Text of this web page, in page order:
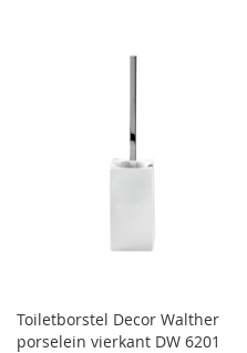
Toiletborstel Decor Walther
porselein vierkant DW 6201